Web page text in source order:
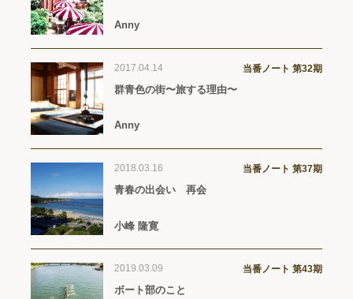
Anny
2017.04.14 当番ノート 第32期
群青色の街〜旅する理由〜
Anny
2018.03.16 当番ノート 第37期
青春の出会い 再会
小峰 隆寛
2019.03.09 当番ノート 第43期
ボート部のこと